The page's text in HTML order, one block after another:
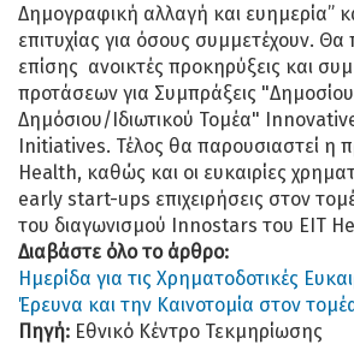
Δημογραφική αλλαγή και ευημερία”
επιτυχίας για όσους συμμετέχουν.
επίσης ανοικτές προκηρύξεις και
προτάσεων για Συμπράξεις
Δημόσιου/Ιδιωτικού Τομέα"
Initiatives. Τέλος θα παρουσιαστεί η
Ηealth, καθώς και οι ευκαιρίες
early start-ups επιχειρήσεις στον
του διαγωνισμού Innοstars του EIT
Διαβάστε όλο το άρθρο:
Ημερίδα για τις Χρηματοδοτικές
Έρευνα και την Καινοτομία στον
Πηγή: Εθνικό Κέντρο Τεκμηρίωσης